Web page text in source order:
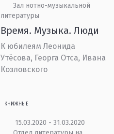
Зал нотно-музыкальной
литературы
Время. Музыка. Люди
К юбилеям Леонида
Утёсова, Георга Отса, Ивана
Козловского
КНИЖНЫЕ
15.03.2020 - 31.03.2020